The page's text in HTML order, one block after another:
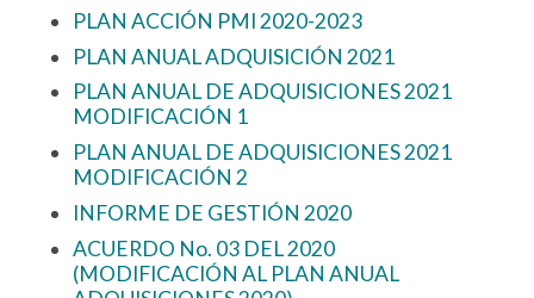
PLAN ACCIÓN PMI 2020-2023
PLAN ANUAL ADQUISICIÓN 2021
PLAN ANUAL DE ADQUISICIONES 2021
MODIFICACIÓN 1
PLAN ANUAL DE ADQUISICIONES 2021
MODIFICACIÓN 2
INFORME DE GESTIÓN 2020
ACUERDO No. 03 DEL 2020
(MODIFICACIÓN AL PLAN ANUAL